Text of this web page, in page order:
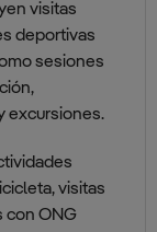
visitas
deportivas
sesiones
excursiones.
visitas
con ONG